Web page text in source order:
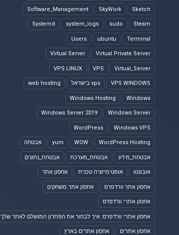
Sketch
SkyWork
Software_Management
Steam
sudo
system_logs
Systemd
Terminal
ubuntu
Users
Virtual Private Server
Virtual Server
Virtual_Server
VPS
VPS LINUX
VPS WINDOWS vps בישראל web hosting
Windows
Windows Hosting
Windows Server
Windows Server 2019
Windows VPS
WordPress
WordPress Hosting
WOW
yum אבטחה
אבטחת_מידע אבטחת_מערכת אבטחת_נתונים
אובונטו אופטימיזציה טכנית אחסון אתר
אחסון אתר וורדפרס אחסון אתר משחקים
אחסון אתרי וורדפרס
אחסון אתרי וורדפרס: איך לבחור את הפתרון המושלם לאתר שלך
אחסון אתרים אחסון אתרים בארץ